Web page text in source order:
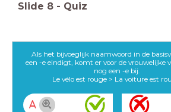
Slide 8 - Quiz
Als het bijvoeglijk naamwoord in de
een -e eindigt, komt er voor de vrouwelijke
nog een -e bij.
Le vélo est rouge > La voiture est
A